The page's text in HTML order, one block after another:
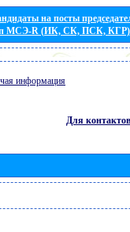
на посты
МСЭ-R (ИК, СК, ПСК, КГР)
информация
Для контактов